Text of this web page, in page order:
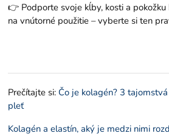
👉 Podporte svoje kĺby, kosti a
na vnútorné použitie – vyberte si ten
Prečítajte si: Čo je kolagén? 3
pleť
Kolagén a elastín, aký je medzi nimi